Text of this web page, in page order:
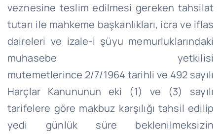
veznesine teslim edilmesi gereken tahsilat
tutarı ile mahkeme başkanlıkları, icra ve iflas
daireleri ve izale-i şüyu memurluklarındaki
muhasebe yetkilisi
mutemetlerince 2/7/1964 tarihli ve 492 sayılı
Harçlar Kanununun eki (1) ve (3) sayılı
tarifelere göre makbuz karşılığı tahsil edilip
yedi günlük süre beklenilmeksizin